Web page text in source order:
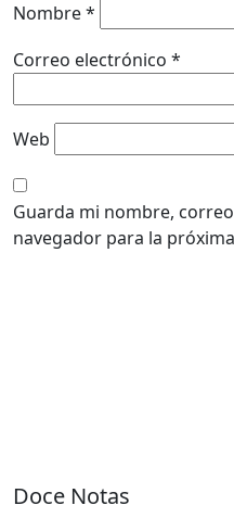
Nombre*
Correo electrónico *
Web
Guarda mi nombre,
navegador para la
Doce Notas